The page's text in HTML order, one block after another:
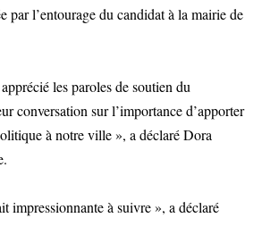
par l’entourage du candidat à la mairie de
les paroles de soutien du
conversation sur l’importance d’apporter
à notre ville », a déclaré Dora
impressionnante à suivre », a déclaré